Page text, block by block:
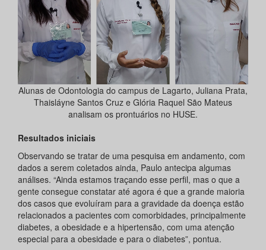
Alunas de Odontologia do campus de Lagarto, Juliana Prata,
Thaisláyne Santos Cruz e Glória Raquel São Mateus
analisam os prontuários no HUSE.
Resultados iniciais
Observando se tratar de uma pesquisa em andamento, com
dados a serem coletados ainda, Paulo antecipa algumas
análises. “Ainda estamos traçando esse perfil, mas o que a
gente consegue constatar até agora é que a grande maioria
dos casos que evoluíram para a gravidade da doença estão
relacionados a pacientes com comorbidades, principalmente
diabetes, a obesidade e a hipertensão, com uma atenção
especial para a obesidade e para o diabetes”, pontua.